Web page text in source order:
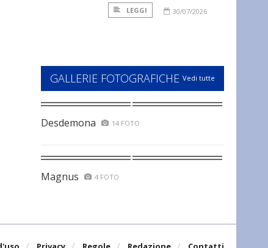
LEGGI 30/07/2026
GALLERIE FOTOGRAFICHE Vedi tutte
Desdemona 14 FOTO
Magnus 4 FOTO